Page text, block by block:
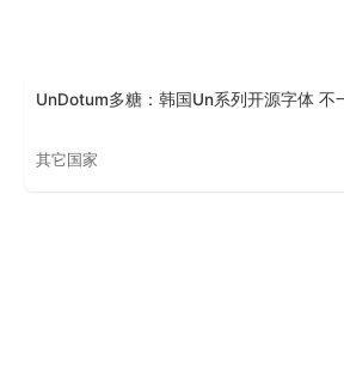
UnDotum多糖：韩国Un系列开源字体 不
其它国家